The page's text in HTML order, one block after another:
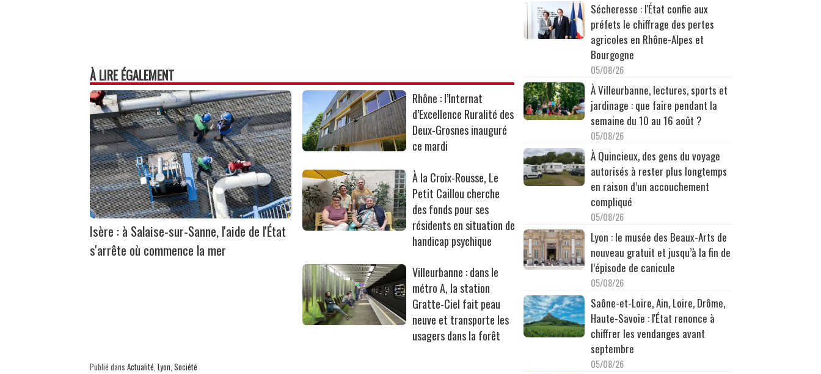
À LIRE ÉGALEMENT
Isère : à Salaise-sur-Sanne, l'aide de l'État
s'arrête où commence la mer
Rhône : l’Internat
d’Excellence Ruralité des
Deux-Grosnes inauguré
ce mardi
À la Croix-Rousse, Le
Petit Caillou cherche
des fonds pour ses
résidents en situation de
handicap psychique
Villeurbanne : dans le
métro A, la station
Gratte-Ciel fait peau
neuve et transporte les
usagers dans la forêt
Publié dans Actualité, Lyon, Société
Sécheresse : l'État confie aux
préfets le chiffrage des pertes
agricoles en Rhône-Alpes et
Bourgogne
05/08/26
À Villeurbanne, lectures, sports et
jardinage : que faire pendant la
semaine du 10 au 16 août ?
05/08/26
À Quincieux, des gens du voyage
autorisés à rester plus longtemps
en raison d’un accouchement
compliqué
05/08/26
Lyon : le musée des Beaux-Arts de
nouveau gratuit et jusqu’à la fin de
l’épisode de canicule
05/08/26
Saône-et-Loire, Ain, Loire, Drôme,
Haute-Savoie : l'État renonce à
chiffrer les vendanges avant
septembre
05/08/26